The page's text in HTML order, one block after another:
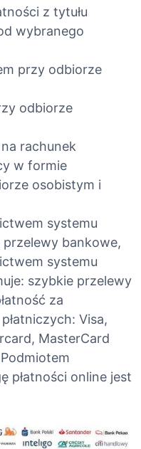
z tytułu
wybranego
przy odbiorze
odbiorze
rachunek
w formie
osobistym i
systemu
bankowe,
systemu
szybkie przelewy
za
Visa,
MasterCard
płatności online jest